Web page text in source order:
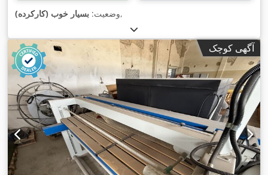
وضعیت: بسیار خوب (کارکرده) ,
آگهی کوچک